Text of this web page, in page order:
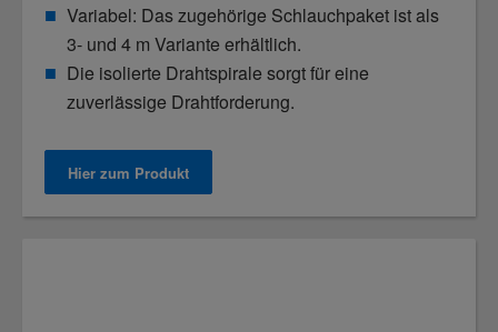
Variabel: Das zugehörige Schlauchpaket ist als
3- und 4 m Variante erhältlich.
Die isolierte Drahtspirale sorgt für eine
zuverlässige Drahtforderung.
Hier zum Produkt